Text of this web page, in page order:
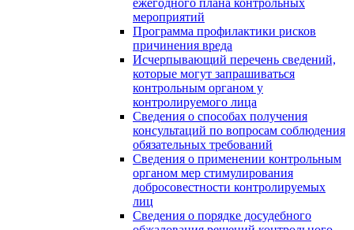
мероприятий
Программа профилактики рисков
причинения вреда
Исчерпывающий перечень сведений,
которые могут запрашиваться
контрольным органом у
контролируемого лица
Сведения о способах получения
консультаций по вопросам соблюдения
обязательных требований
Сведения о применении контрольным
органом мер стимулирования
добросовестности контролируемых
лиц
Сведения о порядке досудебного